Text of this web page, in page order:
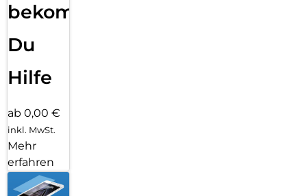
bekommst
Du
Hilfe
ab 0,00 €
inkl. MwSt.
Mehr
erfahren